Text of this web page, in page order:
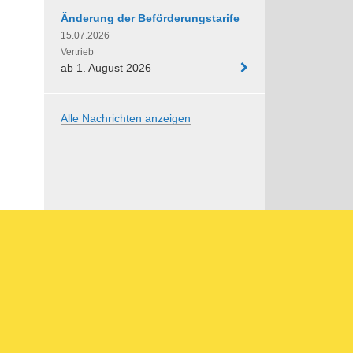
Änderung der Beförderungstarife
15.07.2026
Vertrieb
ab 1. August 2026
Alle Nachrichten anzeigen